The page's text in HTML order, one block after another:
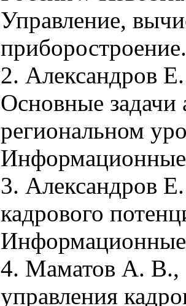
Управление,
2. Александров
Основные задачи
региональном
3. Александров
кадрового
4. Маматов А. В.,
управления